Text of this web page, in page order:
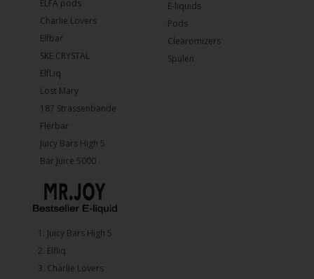
E-liquids
Pods
Clearomizers
Spulen
ELFA pods
Charlie Lovers
Elfbar
SKE CRYSTAL
ElfLiq
Lost Mary
187 Strassenbande
Flerbar
Juicy Bars High 5
Bar Juice 5000
1.⁠ ⁠Juicy Bars High 5
2.⁠ ⁠⁠Elfliq
3.⁠ ⁠⁠Charlie Lovers